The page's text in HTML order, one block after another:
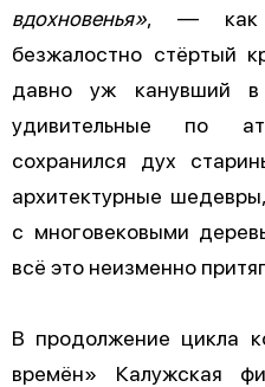
вдохновенья» , — как
безжалостно стёртый
давно уж канувший
удивительные по
сохранился дух
архитектурные
с многовековыми
всё это неизменно
В продолжение цикла
времён» Калужская